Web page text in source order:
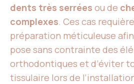
dents très serrées ou de
complexes. Ces cas
préparation méticuleuse
pose sans contrainte des
orthodontiques et d’éviter
tissulaire lors de